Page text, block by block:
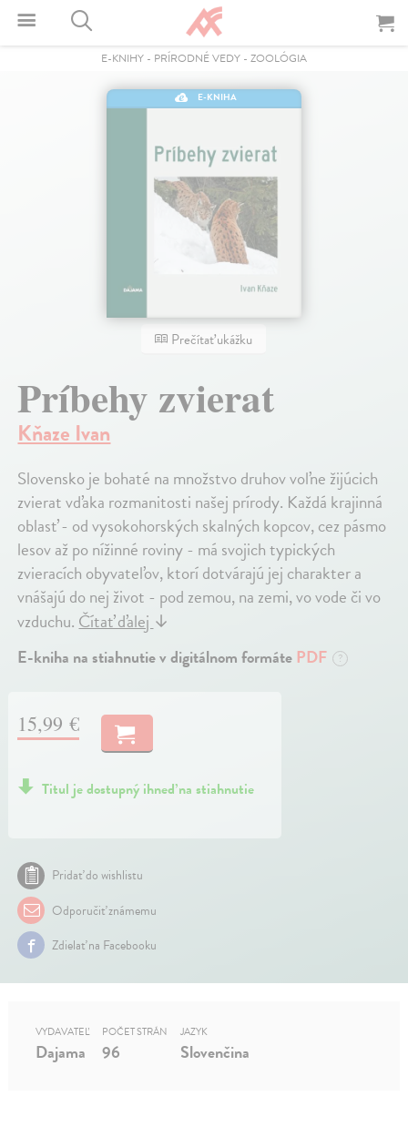
E-KNIHY - PRÍRODNÉ VEDY - ZOOLÓGIA
E-KNIHA
Prečítať ukážku
Príbehy zvierat
Kňaze Ivan
Slovensko je bohaté na množstvo druhov voľne žijúcich
zvierat vďaka rozmanitosti našej prírody. Každá krajinná
oblasť - od vysokohorských skalných kopcov, cez pásmo
lesov až po nížinné roviny - má svojich typických
zvieracích obyvateľov, ktorí dotvárajú jej charakter a
vnášajú do nej život - pod zemou, na zemi, vo vode či vo
vzduchu.Čítať ďalej↓
E-kniha na stiahnutie v digitálnom formátePDF ?
15,99 €
Titul je dostupný ihneď na stiahnutie
Pridať do wishlistu
Odporučiť známemu
Zdielať na Facebooku
VYDAVATEĽ
Dajama
POČET STRÁN
96
JAZYK
Slovenčina